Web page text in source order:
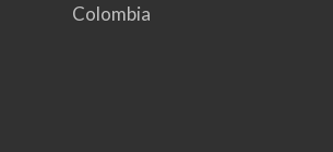
Colombia